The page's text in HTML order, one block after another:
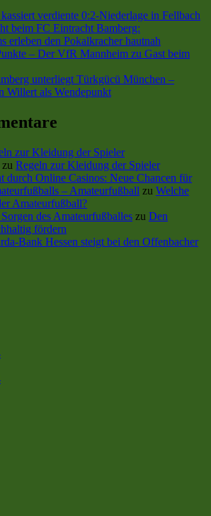
verdiente 0:2-Niederlage in Fellbach
beim FC Eintracht Bamberg:
erleben den Pokalkracher hautnah
– Der VfR Mannheim zu Gast beim
unterliegt Türkgücü München –
Willert als Wendepunkt
zur Kleidung der Spieler
zu Regeln zur Kleidung der Spieler
durch Online Casinos: Neue Chancen für
– Amateurfußball zu Welche
Amateurfußball?
des Amateurfußballes zu Den
fördern
Bank Hessen steigt bei den Offenbacher